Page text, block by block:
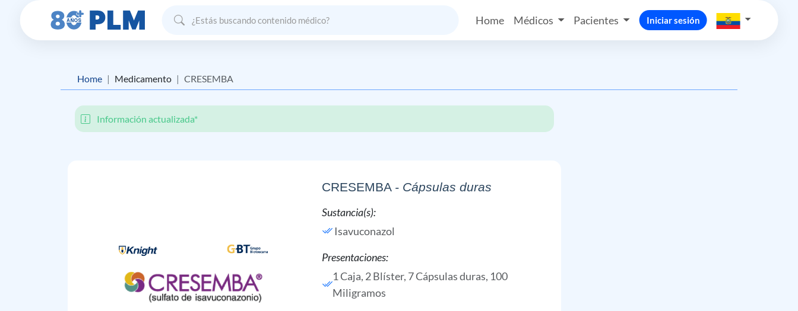
Home Médicos Pacientes Iniciar sesión
Home Medicamento CRESEMBA
Información actualizada*
CRESEMBA - Cápsulas duras
Sustancia(s):
Isavuconazol
Presentaciones:
1 Caja, 2 Blíster, 7 Cápsulas duras, 100
Miligramos